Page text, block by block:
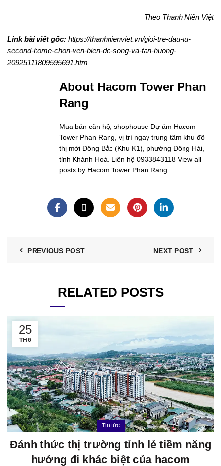
Theo Thanh Niên Việt
Link bài viết gốc: https://thanhnienviet.vn/gioi-tre-dau-tu-
second-home-chon-ven-bien-de-song-va-tan-huong-
20925111809595691.htm
About Hacom Tower Phan
Rang
Mua bán căn hộ, shophouse Dự ám Hacom
Tower Phan Rang, vị trí ngay trung tâm khu đô
thị mới Đông Bắc (Khu K1), phường Đông Hải,
tỉnh Khánh Hoà. Liên hệ 0933843118 View all
posts by Hacom Tower Phan Rang
PREVIOUS POST NEXT POST
RELATED POSTS
25
TH6
Tin tức
Đánh thức thị trường tỉnh lẻ tiềm năng
hướng đi khác biệt của hacom